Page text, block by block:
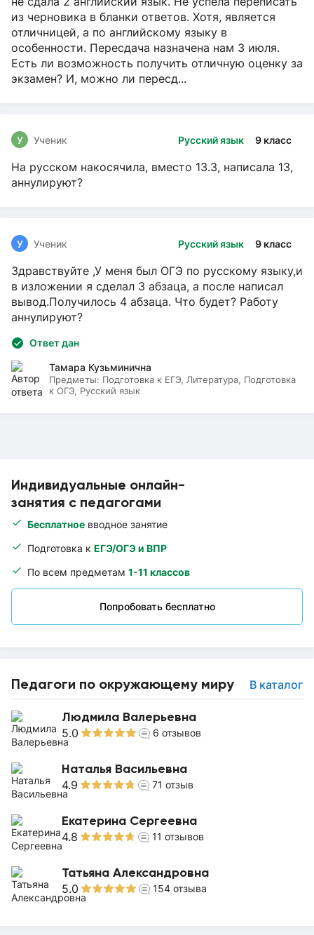
Индивидуальные онлайн-
занятия с педагогами
Бесплатное вводное занятие
Подготовка к ЕГЭ/ОГЭ и ВПР
По всем предметам 1-11 классов
Попробовать бесплатно
Педагоги по окружающему миру В каталог
Людмила Валерьевна
5.0 6 отзывов
Наталья Васильевна
4.9 71 отзыв
Екатерина Сергеевна
4.8 11 отзывов
Татьяна Александровна
5.0 154 отзыва
из черновика в бланки ответов. Хотя, является
отличницей, а по английскому языку в
особенности. Пересдача назначена нам 3 июля.
Есть ли возможность получить отличную оценку за
экзамен? И, можно ли пересд...
Русский язык 9 класс
У Ученик
На русском накосячила, вместо 13.3, написала 13,
аннулируют?
Русский язык 9 класс
У Ученик
Здравствуйте ,У меня был ОГЭ по русскому языку,и
в изложении я сделал 3 абзаца, а после написал
вывод.Получилось 4 абзаца. Что будет? Работу
аннулируют?
Ответ дан
Тамара Кузьминична
Предметы: Подготовка к ЕГЭ, Литература, Подготовка
к ОГЭ, Русский язык